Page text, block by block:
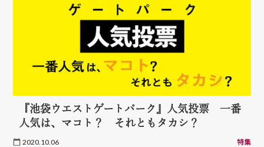
『池袋ウエストゲートパーク』人気投票 一番
人気は、マコト？ それともタカシ？
2020.10.06 特集